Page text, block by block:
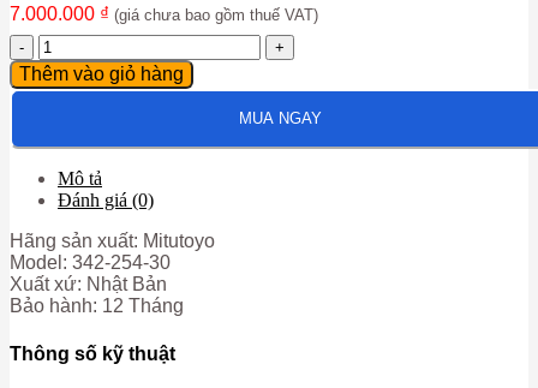
7.000.000 ₫ (giá chưa bao gồm thuế VAT)
Mitutoyo
342-
254-
điện
tử
đo
đầu
nhọn
(75-
100mm/0.001mm)
lượng
Thêm vào giỏ hàng
MUA NGAY
Mô tả
Đánh giá (0)
Hãng sản xuất: Mitutoyo
Model: 342-254-30
Xuất xứ: Nhật Bản
Bảo hành: 12 Tháng
Thông số kỹ thuật